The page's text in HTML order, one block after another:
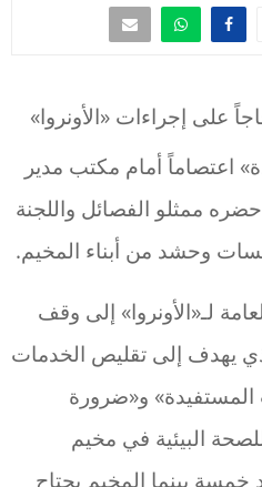
اعتصاماً أمام مكتب مدير
ممثلو الفصائل واللجنة
وحشد من أبناء المخيم.
لـ«الأونروا» إلى وقف
يهدف إلى تقليص الخدمات
و«ضرورة
البيئية في مخيم
خمسة بينما المخيم يحتاح